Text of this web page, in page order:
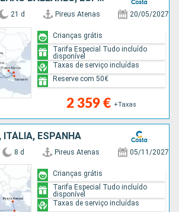
21 d Pireus Atenas 20/05/2027
2 359 € +Taxas
Crianças grátis
Tarifa Especial Tudo incluído
disponível
Taxas de serviço incluídas
Reserve com 50€
ITÁLIA, ESPANHA
8 d Pireus Atenas 05/11/2027
Crianças grátis
Tarifa Especial Tudo incluído
disponível
Taxas de serviço incluídas